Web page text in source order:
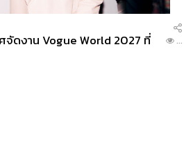
จัดงาน Vogue World 2027 ที่
...